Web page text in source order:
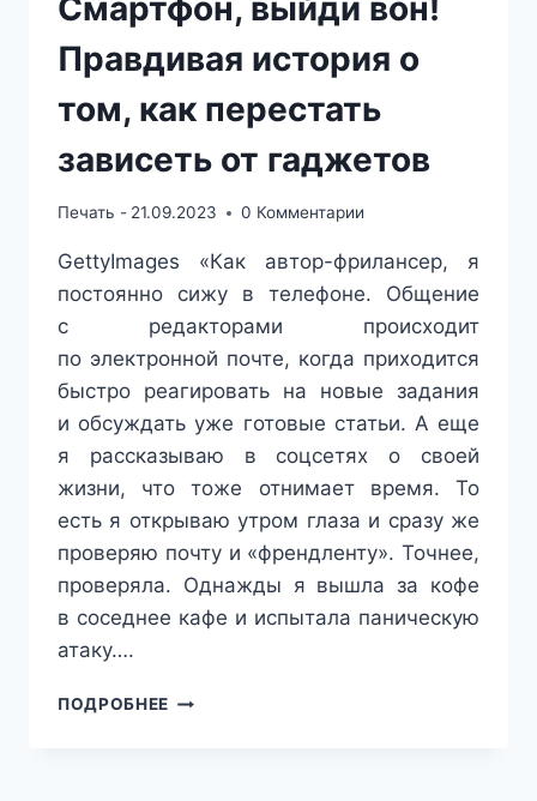
Смартфон, выйди вон!
Правдивая история о
том, как перестать
зависеть от гаджетов
Печать - 21.09.2023 0 Комментарии
GettyImages «Как автор-фрилансер, я
постоянно сижу в телефоне. Общение
с редакторами происходит
по электронной почте, когда приходится
быстро реагировать на новые задания
и обсуждать уже готовые статьи. А еще
я рассказываю в соцсетях о своей
жизни, что тоже отнимает время. То
есть я открываю утром глаза и сразу же
проверяю почту и «френдленту». Точнее,
проверяла. Однажды я вышла за кофе
в соседнее кафе и испытала паническую
атаку….
ПОДРОБНЕЕ СМАРТФОН,